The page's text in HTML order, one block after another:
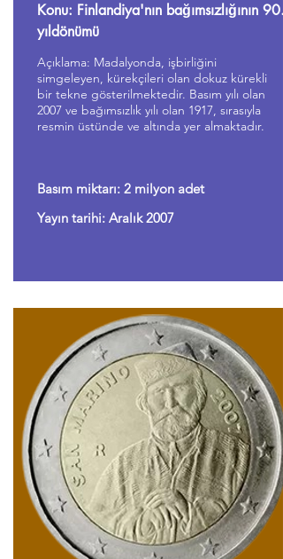
Konu: Finlandiya'nın bağımsızlığının 90.
yıldönümü
Açıklama: Madalyonda, işbirliğini
simgeleyen, kürekçileri olan dokuz kürekli
bir tekne gösterilmektedir. Basım yılı olan
2007 ve bağımsızlık yılı olan 1917, sırasıyla
resmin üstünde ve altında yer almaktadır.
Basım miktarı: 2 milyon adet
Yayın tarihi: Aralık 2007